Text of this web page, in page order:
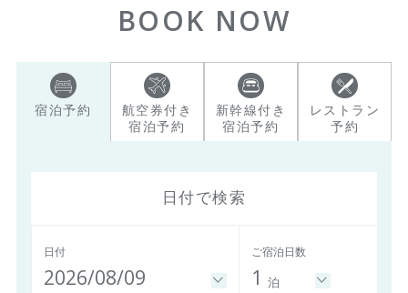
BOOK NOW
宿泊予約
航空券付き
宿泊予約
新幹線付き
宿泊予約
レストラン
予約
日付で検索
日付
2026/08/09
ご宿泊日数
1 泊